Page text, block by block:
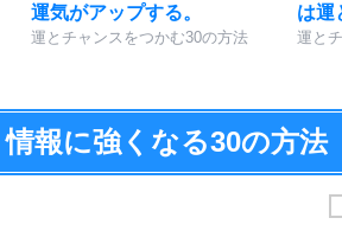
運気がアップする。
運とチャンスをつかむ30の方法
は運
運と
情報に強くなる30の方法